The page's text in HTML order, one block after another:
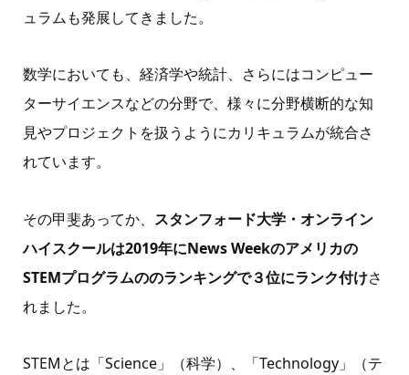
ュラムも発展してきました。
数学においても、経済学や統計、さらにはコンピュー
ターサイエンスなどの分野で、様々に分野横断的な知
見やプロジェクトを扱うようにカリキュラムが統合さ
れています。
その甲斐あってか、 スタンフォード大学・オンライン
ハイスクールは2019年にNews Weekのアメリカの
STEMプログラムののランキングで３位にランク付けさ
れました。
STEMとは「Science」（科学）、「Technology」（テ